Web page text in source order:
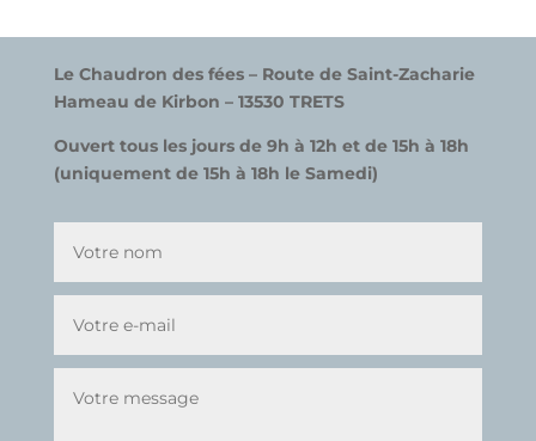
Le Chaudron des fées – Route de Saint-Zacharie
Hameau de Kirbon – 13530 TRETS
Ouvert tous les jours de 9h à 12h et de 15h à 18h
(uniquement de 15h à 18h le Samedi)